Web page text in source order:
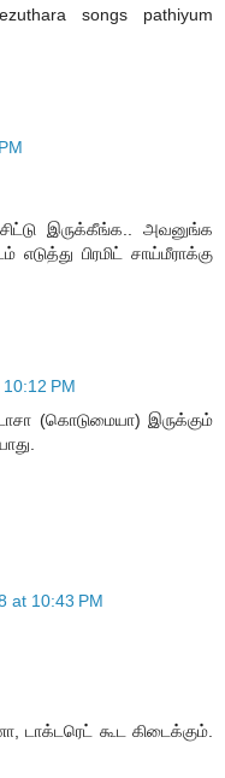
songs pathiyum
இருக்கீங்க.. அவனுங்க
பிரமிட் சாய்மீராக்கு
PM
(கொடுமையா) இருக்கும்
at 10:43 PM
டாக்டரெட் கூட கிடைக்கும்.